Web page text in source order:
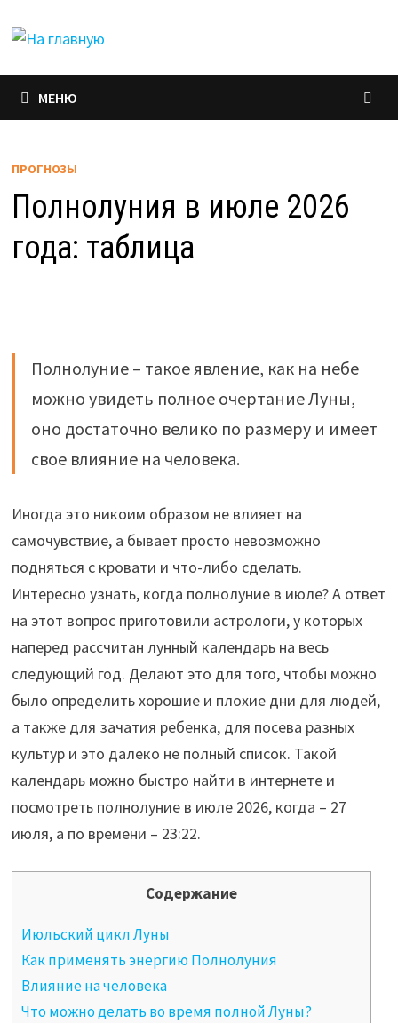
МЕНЮ
ПРОГНОЗЫ
Полнолуния в июле 2026
года: таблица
Полнолуние – такое явление, как на небе
можно увидеть полное очертание Луны,
оно достаточно велико по размеру и имеет
свое влияние на человека.
Иногда это никоим образом не влияет на
самочувствие, а бывает просто невозможно
подняться с кровати и что-либо сделать.
Интересно узнать, когда полнолуние в июле? А ответ
на этот вопрос приготовили астрологи, у которых
наперед рассчитан лунный календарь на весь
следующий год. Делают это для того, чтобы можно
было определить хорошие и плохие дни для людей,
а также для зачатия ребенка, для посева разных
культур и это далеко не полный список. Такой
календарь можно быстро найти в интернете и
посмотреть полнолуние в июле 2026, когда – 27
июля, а по времени – 23:22.
Содержание
Июльский цикл Луны
Как применять энергию Полнолуния
Влияние на человека
Что можно делать во время полной Луны?